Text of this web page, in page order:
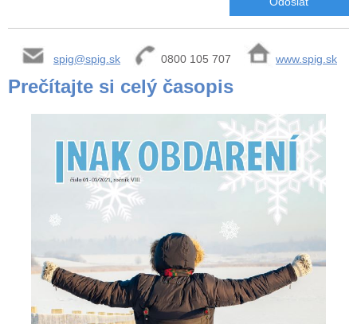
spig@spig.sk 0800 105 707 www.spig.sk
Prečítajte si celý časopis